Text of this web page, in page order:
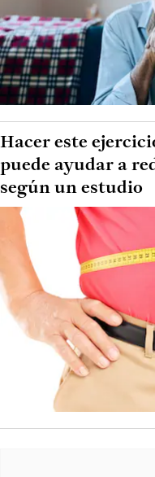
Hacer este
puede ayudar a
según un estudio